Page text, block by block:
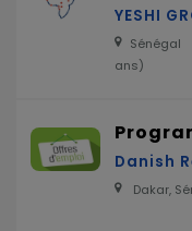
YESHI
Sénégal
ans)
Danish
Dakar,